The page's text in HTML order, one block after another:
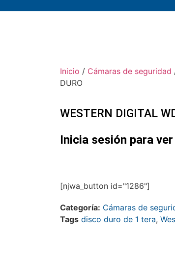
Inicio / Cámaras de seguridad
DURO
WESTERN DIGITAL
Inicia sesión para
[njwa_button id="1286"]
Categoría: Cámaras de
Tags disco duro de 1 tera,